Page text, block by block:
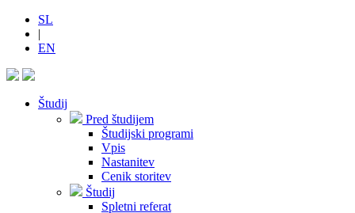
SL
|
EN
Študij
Pred študijem
Študijski programi
Vpis
Nastanitev
Cenik storitev
Študij
Spletni referat